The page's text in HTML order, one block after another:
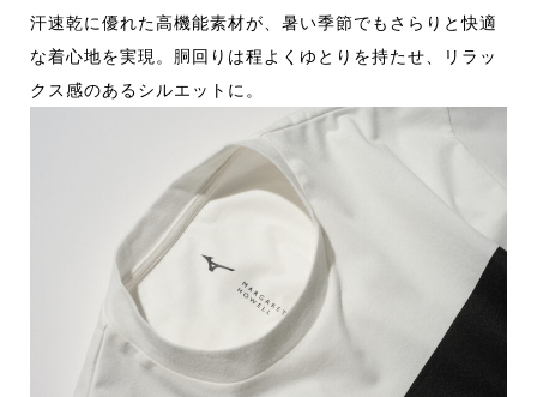
汗速乾に優れた高機能素材が、暑い季節でもさらりと快適
な着心地を実現。胴回りは程よくゆとりを持たせ、リラッ
クス感のあるシルエットに。